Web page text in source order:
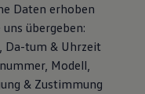
Daten erhoben
übergeben:
Da-tum & Uhrzeit
Modell,
& Zustimmung